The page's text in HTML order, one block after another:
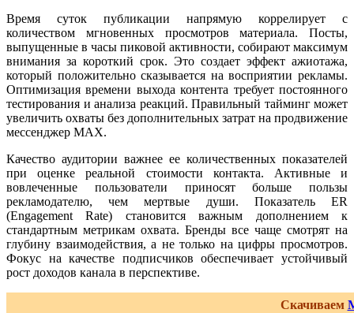
Время суток публикации напрямую коррелирует с
количеством мгновенных просмотров материала. Посты,
выпущенные в часы пиковой активности, собирают максимум
внимания за короткий срок. Это создает эффект ажиотажа,
который положительно сказывается на восприятии рекламы.
Оптимизация времени выхода контента требует постоянного
тестирования и анализа реакций. Правильный тайминг может
увеличить охваты без дополнительных затрат на продвижение
мессенджер MAX.
Качество аудитории важнее ее количественных показателей
при оценке реальной стоимости контакта. Активные и
вовлеченные пользователи приносят больше пользы
рекламодателю, чем мертвые души. Показатель ER
(Engagement Rate) становится важным дополнением к
стандартным метрикам охвата. Бренды все чаще смотрят на
глубину взаимодействия, а не только на цифры просмотров.
Фокус на качестве подписчиков обеспечивает устойчивый
рост доходов канала в перспективе.
Скачиваем